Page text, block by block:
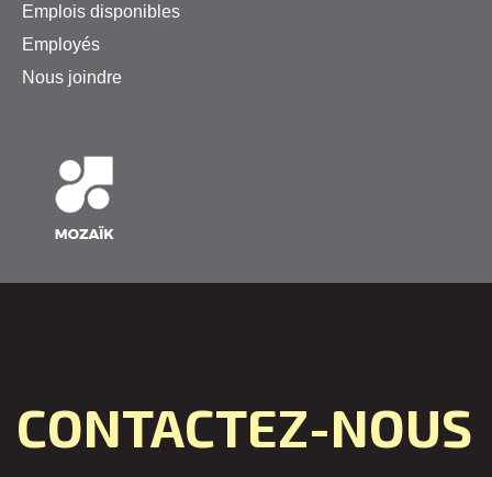
Emplois disponibles
Employés
Nous joindre
CONTACTEZ-NOUS